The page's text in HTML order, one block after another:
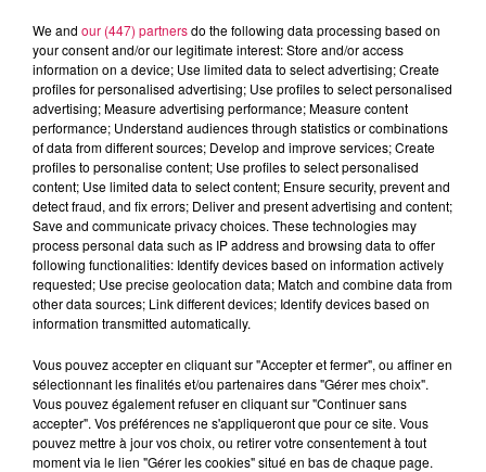
6h00 - 9h00
Le réveil de Canal FM
ORIA
6h35
6h35
TEMPER CITY
Self Aware
LES ARTICLES LES PLUS CONSULTÉS
We and our (447) partnersdo the following data processing based on
your consent and/or our legitimate interest: Store and/or access
information on a device; Use limited data to select advertising; Create
profiles for personalised advertising; Use profiles to select personalised
advertising; Measure advertising performance; Measure content
performance; Understand audiences through statistics or combinations
of data from different sources; Develop and improve services; Create
profiles to personalise content; Use profiles to select personalised
content; Use limited data to select content; Ensure security, prevent and
detect fraud, and fix errors; Deliver and present advertising and content;
Save and communicate privacy choices. These technologies may
process personal data such as IP address and browsing data to offer
following functionalities: Identify devices based on information actively
requested; Use precise geolocation data; Match and combine data from
other data sources; Link different devices; Identify devices based on
information transmitted automatically.
Vous pouvez accepter en cliquant sur "Accepter et fermer", ou affiner en
sélectionnant les finalités et/ou partenaires dans "Gérer mes choix".
Vous pouvez également refuser en cliquant sur "Continuer sans
accepter". Vos préférences ne s'appliqueront que pour ce site. Vous
pouvez mettre à jour vos choix, ou retirer votre consentement à tout
moment via le lien "Gérer les cookies" situé en bas de chaque page.